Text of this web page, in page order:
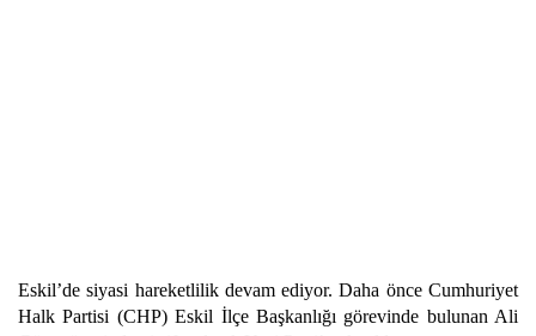
Eskil’de siyasi hareketlilik devam ediyor. Daha önce Cumhuriyet
Halk Partisi (CHP) Eskil İlçe Başkanlığı görevinde bulunan Ali